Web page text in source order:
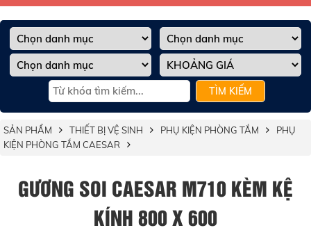
TÌM KIẾM
SẢN PHẨM THIẾT BỊ VỆ SINH PHỤ KIỆN PHÒNG TẮM
PHỤ
KIỆN PHÒNG TẮM CAESAR
GƯƠNG SOI CAESAR M710 KÈM KỆ
KÍNH 800 X 600